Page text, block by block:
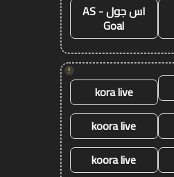
اس جول - AS
Goal
!
kora live
koora live
koora live